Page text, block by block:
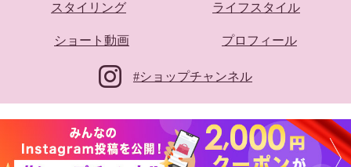
ヌーベルヴォーグ リュクスライ
ン 牛革アクセント ニットスニー
スタイリング ライフスタイル
ショート動画 プロフィール
#ショップチャンネル